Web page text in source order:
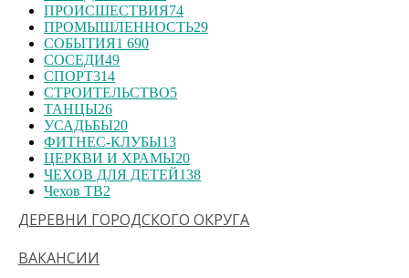
ПРОИСШЕСТВИЯ74
ПРОМЫШЛЕННОСТЬ29
СОБЫТИЯ1 690
СОСЕДИ49
СПОРТ314
СТРОИТЕЛЬСТВО5
ТАНЦЫ26
УСАДЬБЫ20
ФИТНЕС-КЛУБЫ13
ЦЕРКВИ И ХРАМЫ20
ЧЕХОВ ДЛЯ ДЕТЕЙ138
Чехов ТВ2
ДЕРЕВНИ ГОРОДСКОГО ОКРУГА
ВАКАНСИИ